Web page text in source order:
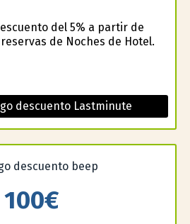
del 5% a partir de
de Noches de Hotel.
descuento Lastminute
100€